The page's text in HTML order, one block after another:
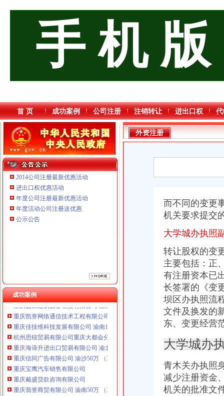
手 机 版
首 页 成功案例 公司注册 注销转让 进出口权
2014公司注册最新优惠活动
进出口权优惠活动
年度公司注册最新优惠活动
年度活动公司注册送优惠
公示公告
成功案例
重庆海谛升进出口贸易有限公司 渝北100万 （进出口权）
重庆尊博贸易有限公司 渝江 （工商注册）
重庆斯苔登托生物科技有限公司 渝南10万 （工商注册）
重庆鑫聚建筑设备租赁有限公司 渝巴3万 （工商注册）
重庆凯誉网络通信技术工程有限公司渝中分公司 （工商注册）
重庆佳技维科技发展有限公司 渝南100万 （进出口权）
杭州思锐贸易有限公司重庆大都会分公司 渝中 工商注册
重庆海谛升进出口贸易有限公司 渝北100万 （进出口权）
重庆信同广告有限公司 渝沙50万 （工商注册）
重庆宝鹰汽车销售有限公司
重庆戴盛贷款咨询有限公司
重庆翡誉商贸有限公司 渝南50万 （工商注册）
重庆尊博贸易有限公司 渝江 （工商注册）
外资注册
而不同的变更
机关要求提交
大学城办执照
转让股权的变
主要包括：正
有注册资本已
长签署的《变
坝区办执照流
文件及换发的
东、变更经营
大学城办
青木关办执照
减少注册资金
机关的批准文